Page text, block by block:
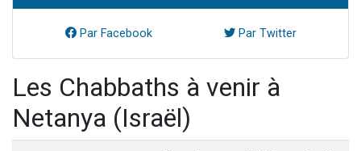
Par Facebook Par Twitter
Les Chabbaths à venir à
Netanya (Israël)